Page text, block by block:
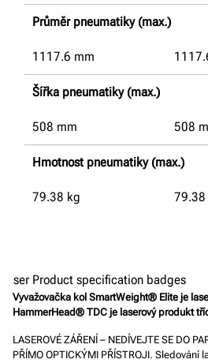
Průměr pneumatiky (max.)
1117.6 mm
Šířka pneumatiky (max.)
508 mm 508
Hmotnost pneumatiky (max.)
79.38 kg 79.38
Vyvažovačka kol SmartWeight® Elite je
HammerHead® TDC je laserový produkt
LASEROVÉ ZÁŘENÍ – NEDÍVEJTE SE DO
PŘÍMO OPTICKÝMI PŘÍSTROJI. Sledování